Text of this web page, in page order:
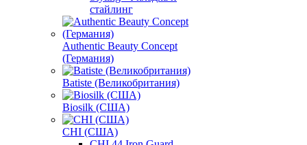
стайлинг
Authentic Beauty Concept
(Германия)
Batiste (Великобритания)
Biosilk (США)
CHI (США)